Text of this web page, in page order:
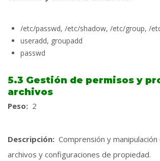
/etc/passwd, /etc/shadow, /etc/group, /
useradd, groupadd
passwd
5.3 Gestión de permisos y
archivos
Peso: 2
Descripción: Comprensión y
archivos y configuraciones de propiedad.